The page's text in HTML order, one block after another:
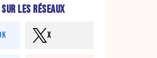
LES RÉSEAUX
X